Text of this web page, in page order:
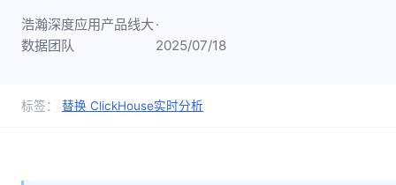
浩瀚深度应用产品线大
数据团队
·
2025/07/18
标签： 替换 ClickHouse实时分析